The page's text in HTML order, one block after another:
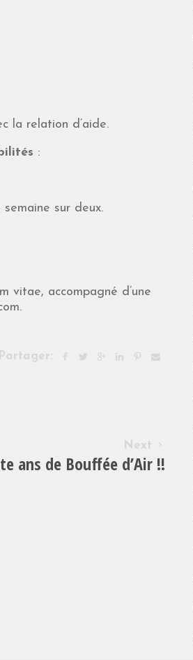
la relation d’aide.
:
sur deux.
vitae, accompagné d’une
Partager:
Next
ans de Bouffée d’Air !!